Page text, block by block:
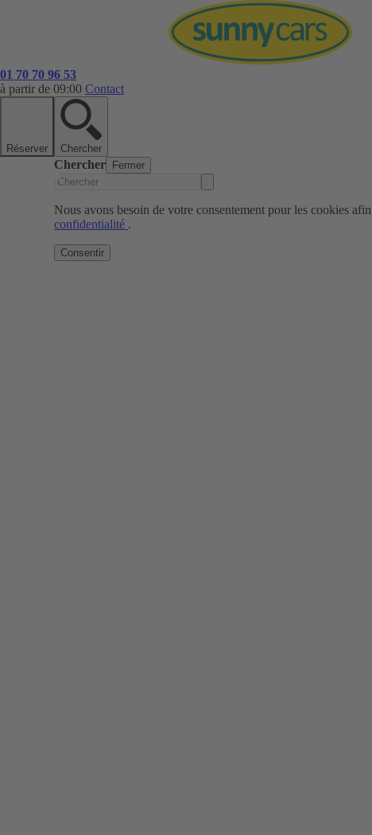
01 70 70 96 53
à partir de 09:00 Contact
Réserver Chercher
Chercher Fermer
Nous avons besoin de votre consentement pour les cookies
confidentialité .
Consentir